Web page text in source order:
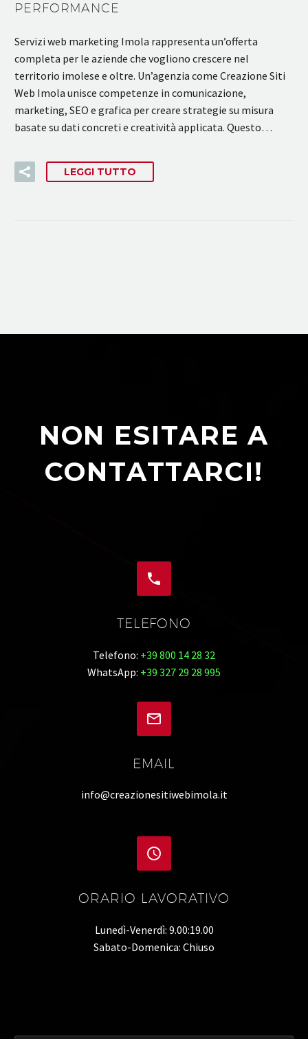
PERFORMANCE
Servizi web marketing Imola rappresenta un’offerta
completa per le aziende che vogliono crescere nel
territorio imolese e oltre. Un’agenzia come Creazione Siti
Web Imola unisce competenze in comunicazione,
marketing, SEO e grafica per creare strategie su misura
basate su dati concreti e creatività applicata. Questo…
LEGGI TUTTO
NON ESITARE A
CONTATTARCI!


TELEFONO
Telefono: +39 800 14 28 32
WhatsApp: +39 327 29 28 995


EMAIL
info@creazionesitiwebimola.it


ORARIO LAVORATIVO
Lunedì-Venerdì: 9.00:19.00
Sabato-Domenica: Chiuso